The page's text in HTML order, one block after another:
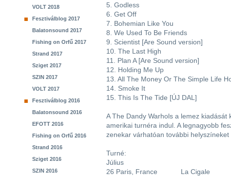
VOLT 2018
Fesztiválblog 2017
Balatonsound 2017
Fishing on Orfű 2017
Strand 2017
Sziget 2017
SZIN 2017
VOLT 2017
Fesztiválblog 2016
Balatonsound 2016
EFOTT 2016
Fishing on Orfű 2016
Strand 2016
Sziget 2016
SZIN 2016
5. Godless
6. Get Off
7. Bohemian Like You
8. We Used To Be Friends
9. Scientist [Are Sound version]
10. The Last High
11. Plan A [Are Sound version]
12. Holding Me Up
13. All The Money Or The Simple Life
14. Smoke It
15. This Is The Tide [ÚJ DAL]
A The Dandy Warhols a lemez
amerikai turnéra indul. A legnagyobb
zenekar várhatóan további
Turné:
Július
26 Paris, France La Cigale